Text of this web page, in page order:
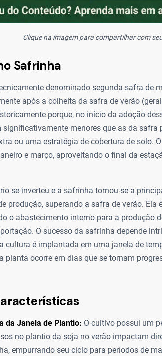
Clique na imagem para compartilhar com
Safrinha
denominado segunda safra de
após a colheita da safra de verão
porque, no início da adoção
significativamente menores que as da safra
ou uma estratégia de cobertura de solo.
e março, aproveitando o final da
se inverteu e a safrinha tornou-se a
produção, superando a safra de verão.
o abastecimento interno para a produção
O sucesso da safrinha depende
cultura é implantada em uma janela de
planta ocorre em dias que se tornam
da Janela de Plantio: O cultivo possui um
no plantio da soja no verão impactam
empurrando seu ciclo para períodos de